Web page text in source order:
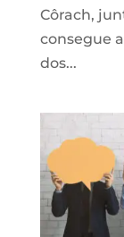
Côrach,
consegue
dos...